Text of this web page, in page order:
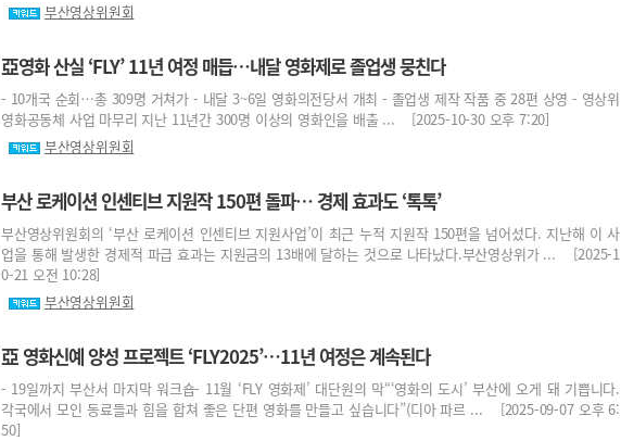
부산영상위원회
亞영화 산실 ‘FLY’ 11년 여정 매듭…내달 영화제로 졸업생 뭉친다
- 10개국 순회…총 309명 거쳐가 - 내달 3~6일 영화의전당서 개최 - 졸업생 제작 작품 중 28편 상영 - 영상위
영화공동체 사업 마무리 지난 11년간 300명 이상의 영화인을 배출 ... [2025-10-30 오후 7:20]
부산영상위원회
부산 로케이션 인센티브 지원작 150편 돌파… 경제 효과도 ‘톡톡’
부산영상위원회의 ‘부산 로케이션 인센티브 지원사업’이 최근 누적 지원작 150편을 넘어섰다. 지난해 이 사
업을 통해 발생한 경제적 파급 효과는 지원금의 13배에 달하는 것으로 나타났다.부산영상위가 ... [2025-1
0-21 오전 10:28]
부산영상위원회
亞 영화신예 양성 프로젝트 ‘FLY2025’…11년 여정은 계속된다
- 19일까지 부산서 마지막 워크숍- 11월 ‘FLY 영화제’ 대단원의 막“‘영화의 도시’ 부산에 오게 돼 기쁩니다.
각국에서 모인 동료들과 힘을 합쳐 좋은 단편 영화를 만들고 싶습니다”(디아 파르 ... [2025-09-07 오후 6:
50]